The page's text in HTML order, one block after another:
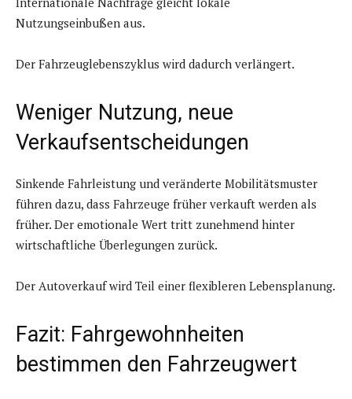
Nutzungseinbußen aus.
Der Fahrzeuglebenszyklus wird dadurch verlängert.
Weniger Nutzung, neue
Verkaufsentscheidungen
Sinkende Fahrleistung und veränderte Mobilitätsmuster
führen dazu, dass Fahrzeuge früher verkauft werden als
früher. Der emotionale Wert tritt zunehmend hinter
wirtschaftliche Überlegungen zurück.
Der Autoverkauf wird Teil einer flexibleren Lebensplanung.
Fazit: Fahrgewohnheiten
bestimmen den Fahrzeugwert